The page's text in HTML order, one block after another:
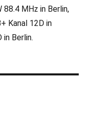
88.4 MHz in Berlin,
Kanal 12D in
in Berlin.